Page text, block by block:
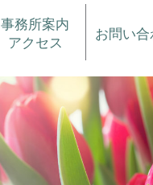
事務所案内
アクセス
お問い